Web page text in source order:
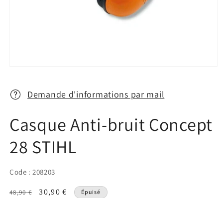
1
dans
modale
Demande d'informations par mail
Casque Anti-bruit Concept
28 STIHL
Code : 208203
Prix
48,90 €
Prix
30,90 € Épuisé